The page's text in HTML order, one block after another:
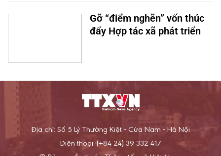
Gỡ “điểm nghẽn” vốn thúc
đẩy Hợp tác xã phát triển
Địa chỉ: Số 5 Lý Thường Kiệt - Cửa Nam - Hà Nội
Điện thoại: (+84 24) 39 332 417